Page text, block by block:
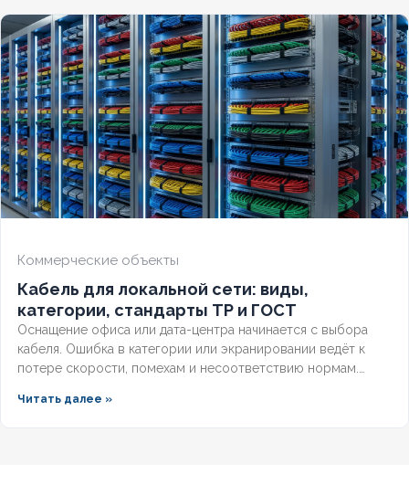
Коммерческие объекты
Кабель для локальной сети: виды,
категории, стандарты ТР и ГОСТ
Оснащение офиса или дата-центра начинается с выбора
кабеля. Ошибка в категории или экранировании ведёт к
потере скорости, помехам и несоответствию нормам.
какие категории поддерживает гигабит и 10G, и как
Читать далее »